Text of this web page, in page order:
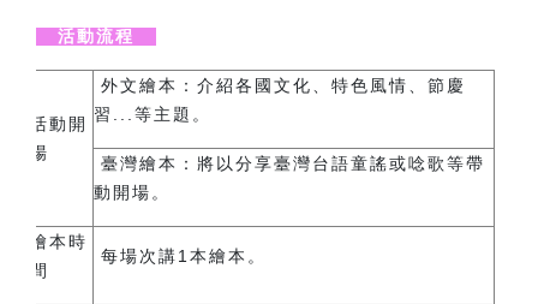
活動流程
活動開
場
外文繪本： 介紹各國文化、特色風情、節慶
習...等主題。
臺灣繪本： 將以分享臺灣台語童謠或唸歌等帶
動開場。
繪本時
間
每場次講1本繪本。